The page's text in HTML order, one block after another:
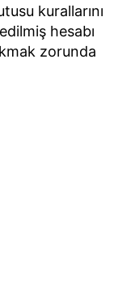
kurallarını
hesabı
zorunda